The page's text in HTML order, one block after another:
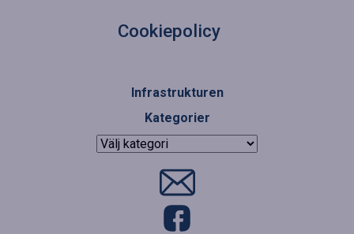
Cookiepolicy
Infrastrukturen
Kategorier
Kategorier